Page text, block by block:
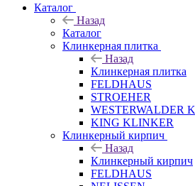
Каталог
Назад
Каталог
Клинкерная плитка
Назад
Клинкерная плитка
FELDHAUS
STROEHER
WESTERWALDER
KING KLINKER
Клинкерный кирпич
Назад
Клинкерный кирпич
FELDHAUS